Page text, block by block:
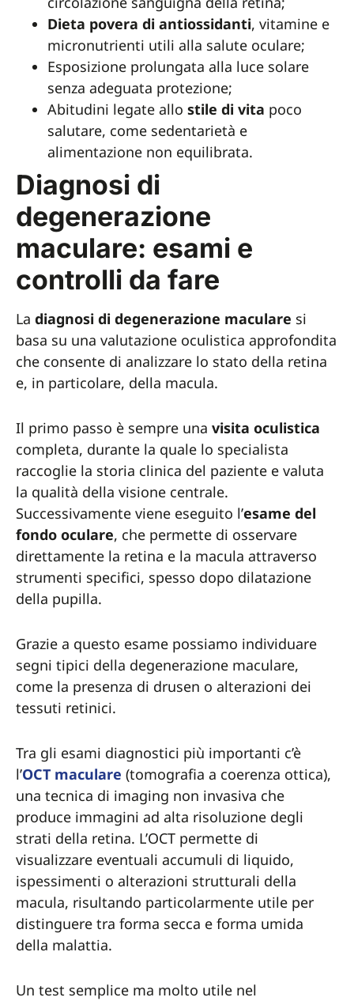
Dieta povera di antiossidanti, vitamine e
micronutrienti utili alla salute oculare;
Esposizione prolungata alla luce solare
senza adeguata protezione;
Abitudini legate allo stile di vita poco
salutare, come sedentarietà e
alimentazione non equilibrata.
Diagnosi di
degenerazione
maculare: esami e
controlli da fare
La diagnosi di degenerazione maculare si
basa su una valutazione oculistica approfondita
che consente di analizzare lo stato della retina
e, in particolare, della macula.
Il primo passo è sempre una visita oculistica
completa, durante la quale lo specialista
raccoglie la storia clinica del paziente e valuta
la qualità della visione centrale.
Successivamente viene eseguito l’esame del
fondo oculare, che permette di osservare
direttamente la retina e la macula attraverso
strumenti specifici, spesso dopo dilatazione
della pupilla.
Grazie a questo esame possiamo individuare
segni tipici della degenerazione maculare,
come la presenza di drusen o alterazioni dei
tessuti retinici.
Tra gli esami diagnostici più importanti c’è
l’OCT maculare (tomografia a coerenza ottica),
una tecnica di imaging non invasiva che
produce immagini ad alta risoluzione degli
strati della retina. L’OCT permette di
visualizzare eventuali accumuli di liquido,
ispessimenti o alterazioni strutturali della
macula, risultando particolarmente utile per
distinguere tra forma secca e forma umida
della malattia.
Un test semplice ma molto utile nel